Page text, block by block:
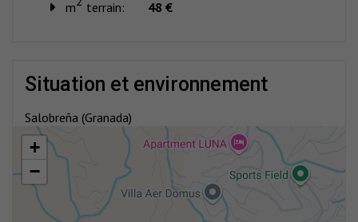
m terrain: 48 €
situation et environnement
Salobreña (Granada)
+
−